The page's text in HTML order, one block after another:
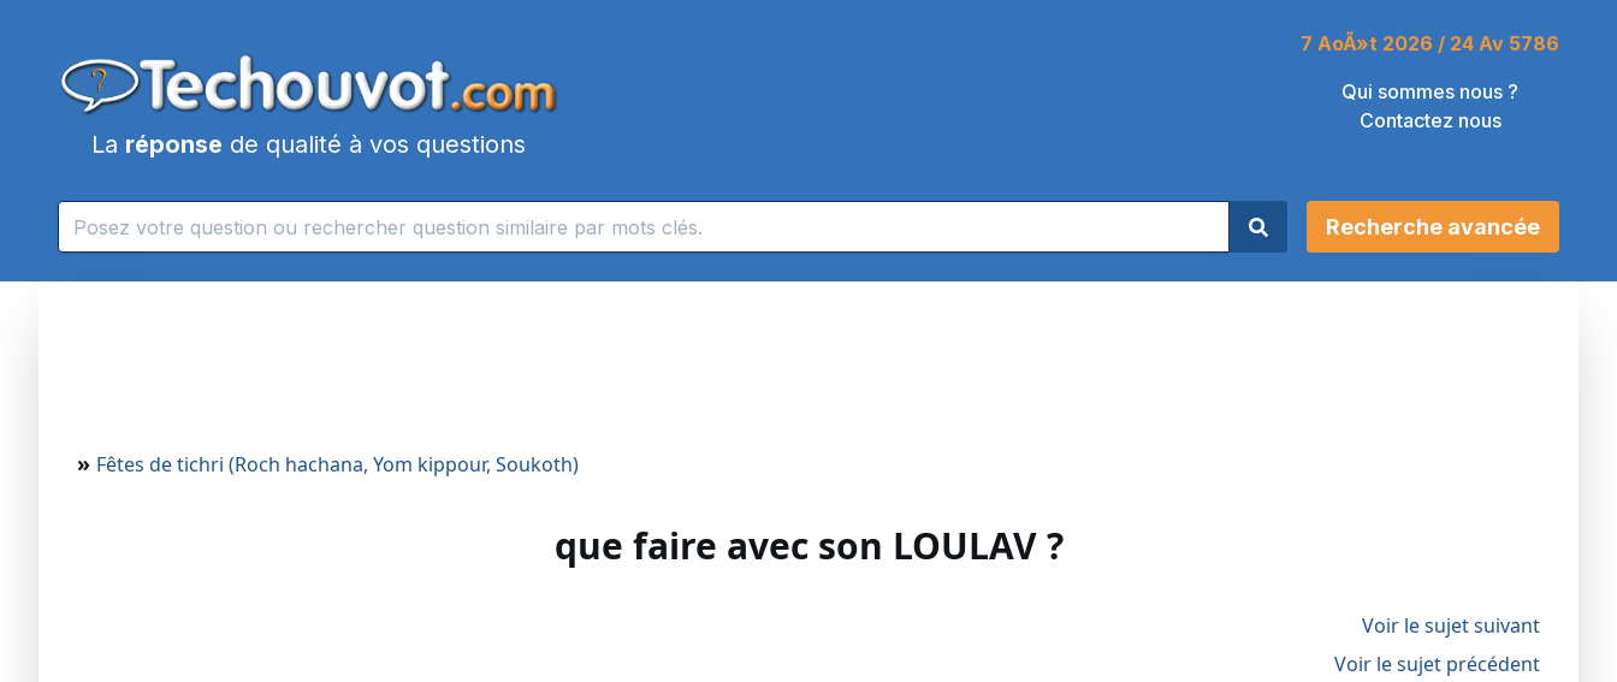
La réponse de qualité à vos questions
7 AoÃ»t 2026 / 24 Av 5786
Qui sommes nous ?
Contactez nous
Recherche avancée
» Fêtes de tichri (Roch hachana, Yom kippour, Soukoth)
que faire avec son LOULAV ?
Voir le sujet suivant
Voir le sujet précédent